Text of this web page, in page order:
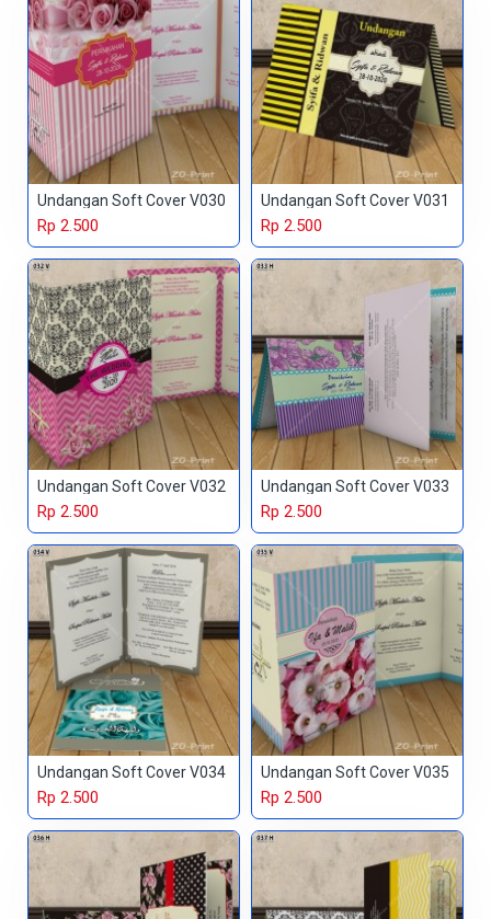
Undangan Soft Cover V030
Rp 2.500
Undangan Soft Cover V031
Rp 2.500
Undangan Soft Cover V032
Rp 2.500
Undangan Soft Cover V033
Rp 2.500
Undangan Soft Cover V034
Rp 2.500
Undangan Soft Cover V035
Rp 2.500